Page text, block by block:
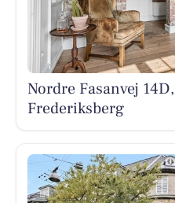
Nordre Fasanvej
Frederiksberg